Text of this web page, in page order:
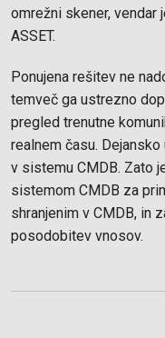
omrežni skener,
ASSET.
Ponujena rešitev ne
temveč ga ustrezno
pregled trenutne
realnem času.
v sistemu CMDB. Zato
sistemom CMDB za
shranjenim v CMDB, in
posodobitev vnosov.